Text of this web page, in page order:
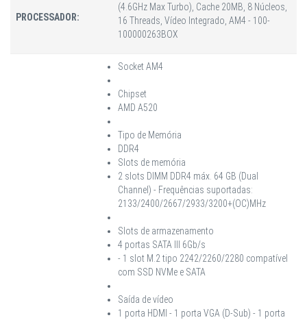
PROCESSADOR:
(4.6GHz Max Turbo), Cache 20MB, 8 Núcleos,
16 Threads, Vídeo Integrado, AM4 - 100-
100000263BOX
Socket AM4
Chipset
AMD A520
Tipo de Memória
DDR4
Slots de memória
2 slots DIMM DDR4 máx. 64 GB (Dual
Channel) - Frequências suportadas:
2133/2400/2667/2933/3200+(OC)MHz
Slots de armazenamento
4 portas SATA III 6Gb/s
- 1 slot M.2 tipo 2242/2260/2280 compatível
com SSD NVMe e SATA
Saída de vídeo
1 porta HDMI - 1 porta VGA (D-Sub) - 1 porta